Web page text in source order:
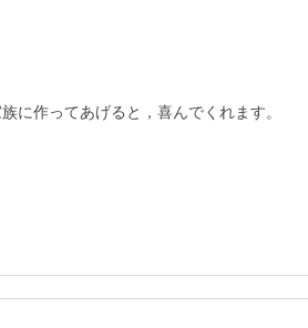
に作ってあげると，喜んでくれます。